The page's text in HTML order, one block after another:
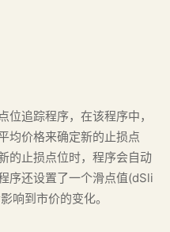
追踪程序，在该程序中，
均价格来确定新的止损点
的止损点位时，程序会自动
序还设置了一个滑点值(dSli
响到市价的变化。